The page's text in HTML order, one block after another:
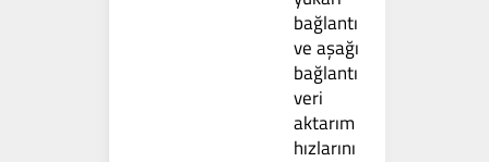
bağlantı
ve aşağı
bağlantı
veri
aktarım
hızlarını